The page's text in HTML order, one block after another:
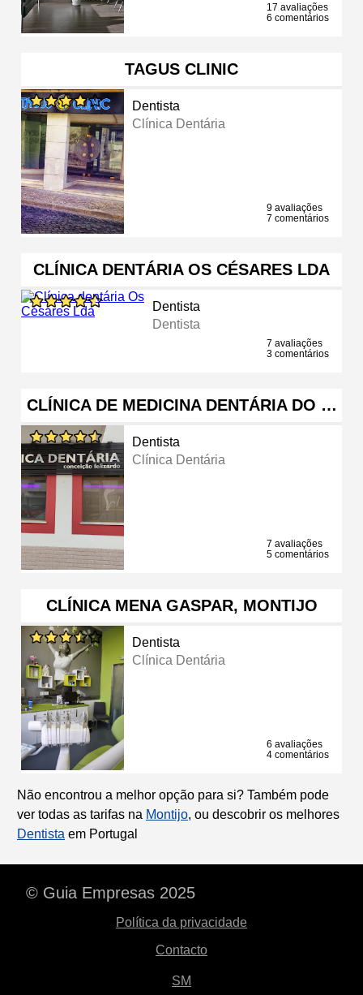
17 avaliações
6 comentários
TAGUS CLINIC
Dentista
Clínica Dentária
9 avaliações
7 comentários
CLÍNICA DENTÁRIA OS CÉSARES LDA
Dentista
Dentista
7 avaliações
3 comentários
CLÍNICA DE MEDICINA DENTÁRIA DO …
Dentista
Clínica Dentária
7 avaliações
5 comentários
CLÍNICA MENA GASPAR, MONTIJO
Dentista
Clínica Dentária
6 avaliações
4 comentários
Não encontrou a melhor opção para si? Também pode
ver todas as tarifas na Montijo, ou descobrir os melhores
Dentista em Portugal
© Guia Empresas 2025
Política da privacidade
Contacto
SM